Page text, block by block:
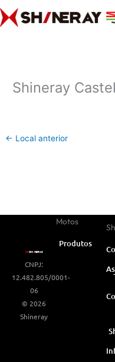
para
Shineray
← Local anterior
CNPJ:
12.482.805/0001-
06
© 2026
Shineray
Motos
Produtos